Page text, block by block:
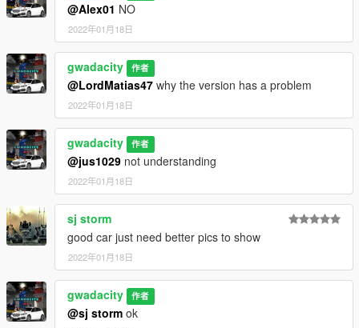
@Alex01 NO
2022年01月18日
gwadacity 作者
@LordMatias47 why the version has a problem
2022年01月18日
gwadacity 作者
@jus1029 not understanding
2022年01月18日
sj storm
good car just need better pics to show
2022年01月18日
gwadacity 作者
@sj storm ok